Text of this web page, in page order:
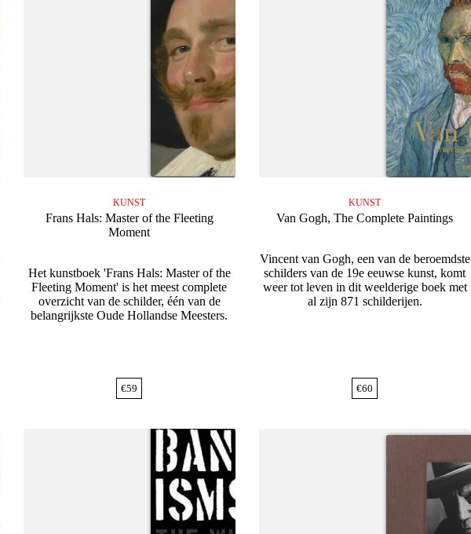
KUNST
Frans Hals: Master of the Fleeting
Moment
Het kunstboek 'Frans Hals: Master of the
Fleeting Moment' is het meest complete
overzicht van de schilder, één van de
belangrijkste Oude Hollandse Meesters.
€59
KUNST
Van Gogh, The Complete Paintings
Vincent van Gogh, een van de beroemdste
schilders van de 19e eeuwse kunst, komt
weer tot leven in dit weelderige boek met
al zijn 871 schilderijen.
€60